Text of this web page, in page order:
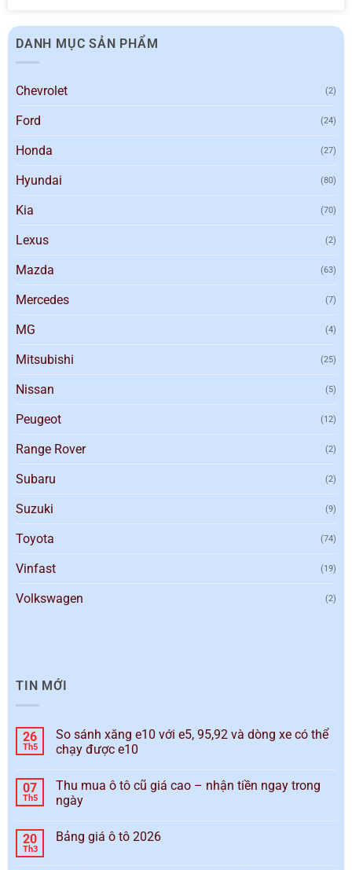
DANH MỤC SẢN PHẨM
Chevrolet (2)
Ford (24)
Honda (27)
Hyundai (80)
Kia (70)
Lexus (2)
Mazda (63)
Mercedes (7)
MG (4)
Mitsubishi (25)
Nissan (5)
Peugeot (12)
Range Rover (2)
Subaru (2)
Suzuki (9)
Toyota (74)
Vinfast (19)
Volkswagen (2)
TIN MỚI
26
Th5
So sánh xăng e10 với e5, 95,92 và dòng xe có thể
chạy được e10
07
Th5
Thu mua ô tô cũ giá cao – nhận tiền ngay trong
ngày
20
Th3
Bảng giá ô tô 2026